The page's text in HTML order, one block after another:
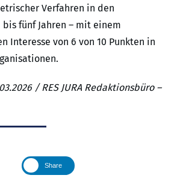
Verfahren in den
fünf Jahren – mit einem
Interesse von 6 von 10 Punkten in
/ RES JURA Redaktionsbüro –
Share